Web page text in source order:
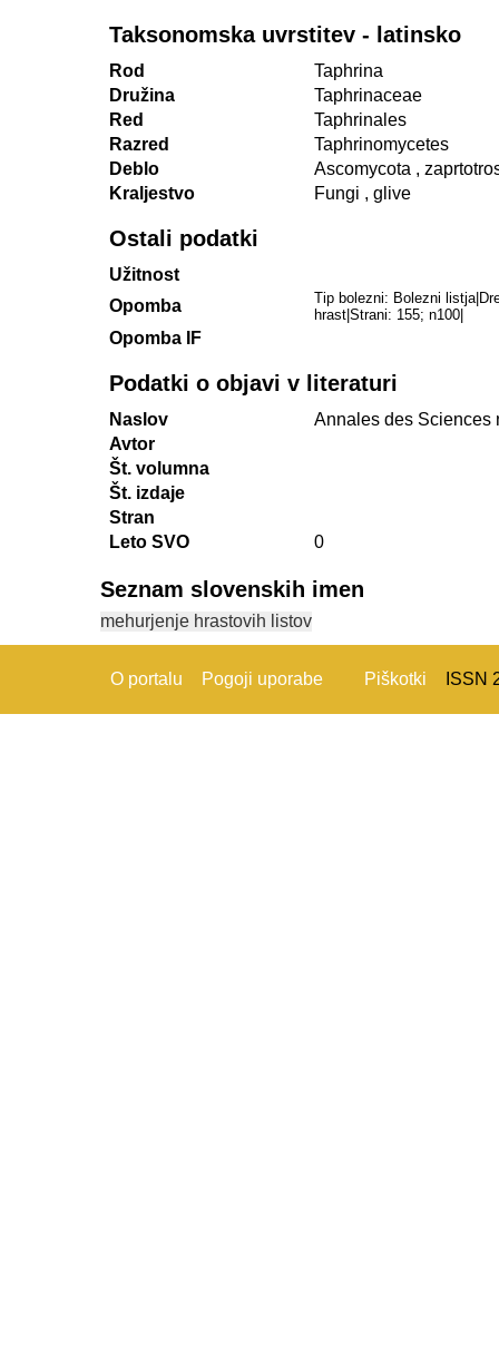
Taksonomska uvrstitev - latinsko
Rod
Taphrina
Družina
Taphrinaceae
Red
Taphrinales
Razred
Taphrinomycetes
Deblo
Ascomycota ,
Kraljestvo
Fungi , glive
Ostali podatki
Užitnost
Opomba
Tip bolezni: Bolezni
hrast|Strani: 155; n100|
Opomba IF
Podatki o objavi v literaturi
Naslov
Annales des Sciences
Avtor
Št. volumna
Št. izdaje
Stran
Leto SVO
0
Seznam slovenskih imen
mehurjenje hrastovih listov
O portalu Pogoji uporabe Piškotki ISSN